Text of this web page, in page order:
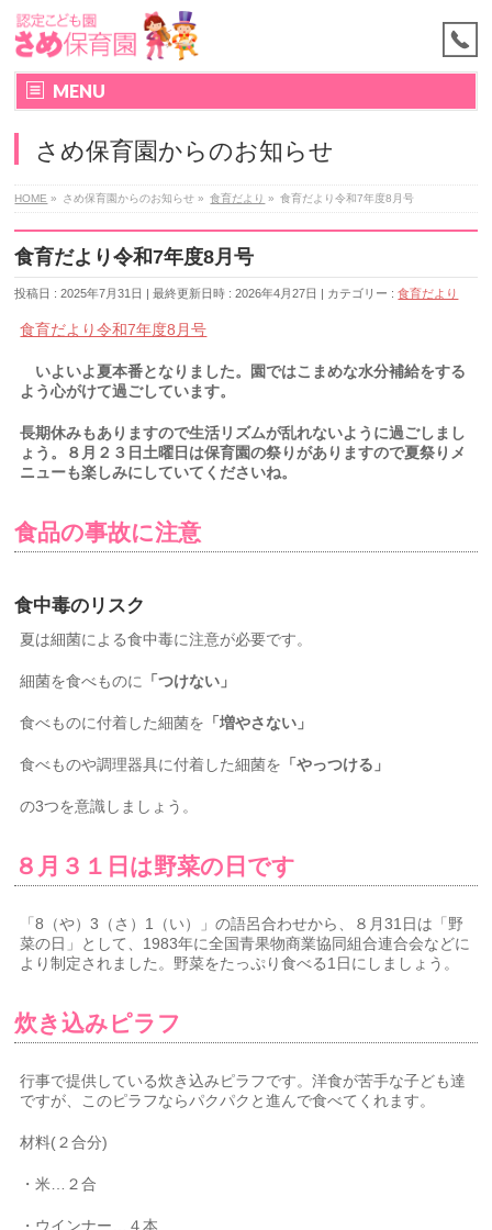
MENU
さめ保育園からのお知らせ
HOME » さめ保育園からのお知らせ » 食育だより » 食育だより令和7年度8月号
食育だより令和7年度8月号
投稿日 : 2025年7月31日 最終更新日時 : 2026年4月27日 カテゴリー :食育だより
食育だより令和7年度8月号
いよいよ夏本番となりました。園ではこまめな水分補給をする
よう心がけて過ごしています。
長期休みもありますので生活リズムが乱れないように過ごしまし
ょう。８月２３日土曜日は保育園の祭りがありますので夏祭りメ
ニューも楽しみにしていてくださいね。
食品の事故に注意
食中毒のリスク
夏は細菌による食中毒に注意が必要です。
細菌を食べものに 「つけない」
食べものに付着した細菌を 「増やさない」
食べものや調理器具に付着した細菌を 「やっつける」
の3つを意識しましょう。
８月３１日は野菜の日です
「8（や）3（さ）1（い）」の語呂合わせから、８月31日は「野
菜の日」として、1983年に全国青果物商業協同組合連合会などに
より制定されました。野菜をたっぷり食べる1日にしましょう。
炊き込みピラフ
行事で提供している炊き込みピラフです。洋食が苦手な子ども達
ですが、このピラフならパクパクと進んで食べてくれます。
材料(２合分)
・米…２合
・ウインナー…４本